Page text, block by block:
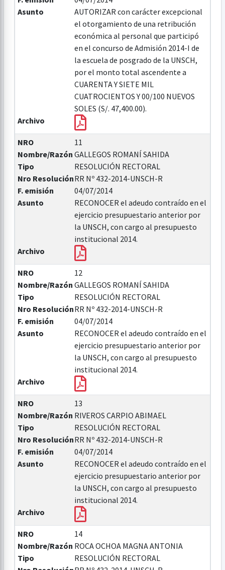
Asunto
AUTORIZAR con carácter excepcional
el otorgamiento de una retribución
económica al personal que participó
en el concurso de Admisión 2014-I de
la escuela de posgrado de la UNSCH,
por el monto total ascendente a
CUARENTA Y SIETE MIL
CUATROCIENTOS Y 00/100 NUEVOS
SOLES (S/. 47,400.00).
Archivo
NRO
11
Nombre/Razón GALLEGOS ROMANÍ SAHIDA
Tipo
RESOLUCIÓN RECTORAL
Nro ResoluciónRR Nº 432-2014-UNSCH-R
F. emisión
04/07/2014
Asunto
RECONOCER el adeudo contraído en el
ejercicio presupuestario anterior por
la UNSCH, con cargo al presupuesto
institucional 2014.
Archivo
NRO
12
Nombre/Razón GALLEGOS ROMANÍ SAHIDA
Tipo
RESOLUCIÓN RECTORAL
Nro ResoluciónRR Nº 432-2014-UNSCH-R
F. emisión
04/07/2014
Asunto
RECONOCER el adeudo contraído en el
ejercicio presupuestario anterior por
la UNSCH, con cargo al presupuesto
institucional 2014.
Archivo
NRO
13
Nombre/Razón RIVEROS CARPIO ABIMAEL
Tipo
RESOLUCIÓN RECTORAL
Nro ResoluciónRR Nº 432-2014-UNSCH-R
F. emisión
04/07/2014
Asunto
RECONOCER el adeudo contraído en el
ejercicio presupuestario anterior por
la UNSCH, con cargo al presupuesto
institucional 2014.
Archivo
NRO
14
Nombre/Razón ROCA OCHOA MAGNA ANTONIA
Tipo
RESOLUCIÓN RECTORAL